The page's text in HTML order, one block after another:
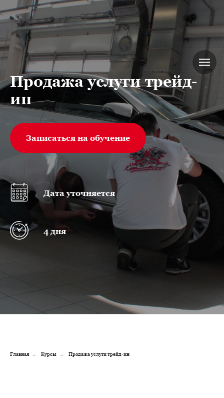
Продажа услуги трейд-
ин
Записаться на обучение
Дата уточняется
4 дня
Главная → Курсы → Продажа услуги трейд-ин